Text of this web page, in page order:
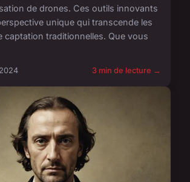
de drones. Ces outils innovants
unique qui transcende les
captation traditionnelles. Que vous
3 min de lecture →